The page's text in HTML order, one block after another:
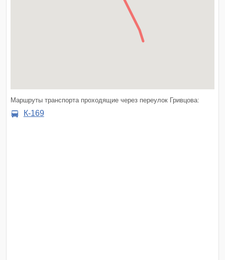
Маршруты транспорта проходящие через переулок Гривцова:
К-169